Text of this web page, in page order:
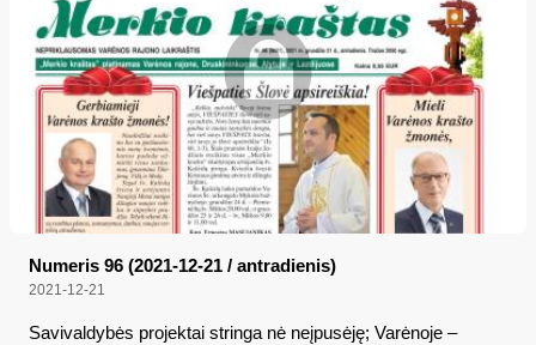
Numeris 96 (2021-12-21 / antradienis)
2021-12-21
Savivaldybės projektai stringa nė neįpusėję; Varėnoje –